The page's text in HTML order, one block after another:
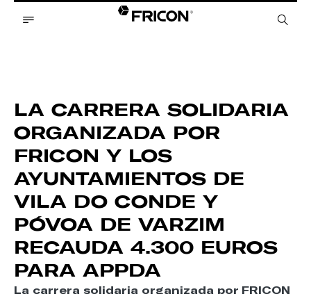
LA CARRERA SOLIDARIA
ORGANIZADA POR
FRICON Y LOS
AYUNTAMIENTOS DE
VILA DO CONDE Y
PÓVOA DE VARZIM
RECAUDA 4.300 EUROS
PARA APPDA
La carrera solidaria organizada por FRICON